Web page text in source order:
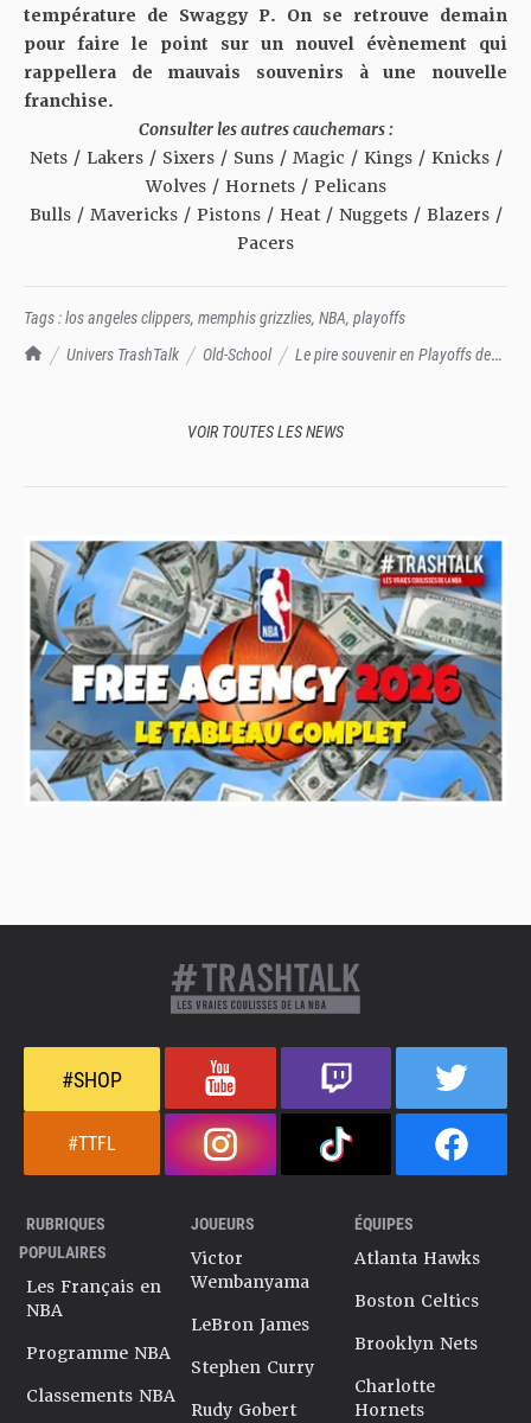
TrashTalk Actu NBA
Univers TrashTalk Old-School
Le pire souvenir en Playoffs des
température de Swaggy P. On se retrouve demain
pour faire le point sur un nouvel évènement qui
rappellera de mauvais souvenirs à une nouvelle
franchise.
Consulter les autres cauchemars :
Nets/ Lakers/ Sixers/ Suns/ Magic / Kings/ Knicks/
Wolves/ Hornets/ Pelicans
Bulls/ Mavericks/ Pistons/ Heat/ Nuggets/ Blazers/
Pacers
Tags :los angeles clippers, memphis grizzlies, NBA, playoffs
VOIR TOUTES LES NEWS
#SHOP
#TTFL
RUBRIQUES
POPULAIRES
Les Français en
NBA
Programme NBA
Classements NBA
JOUEURS
Victor
Wembanyama
LeBron James
Stephen Curry
Rudy Gobert
ÉQUIPES
Atlanta Hawks
Boston Celtics
Brooklyn Nets
Charlotte
Hornets